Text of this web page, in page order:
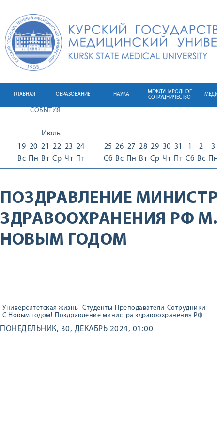
ГЛАВНАЯ ОБРАЗОВАНИЕ НАУКА
МЕЖДУНАРОДНОЕ
СОТРУДНИЧЕСТВО
СОБЫТИЯ
Июль
19
Вс
20
Пн
21
Вт
22
Ср
23
Чт
24
Пт
25
Сб
26
Вс
27
Пн
28
Вт
29
Ср
30
Чт
31
Пт
1
Сб
2
Вс
3
ПОЗДРАВЛЕНИЕ
ЗДРАВООХРАНЕНИЯ РФ
НОВЫМ ГОДОМ
Университетская жизнь Студенты Преподаватели Сотрудники
С Новым годом! Поздравление министра здравоохранения РФ
ПОНЕДЕЛЬНИК, 30, ДЕКАБРЬ 2024, 01:00